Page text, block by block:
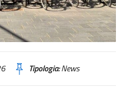
Tipologia:News